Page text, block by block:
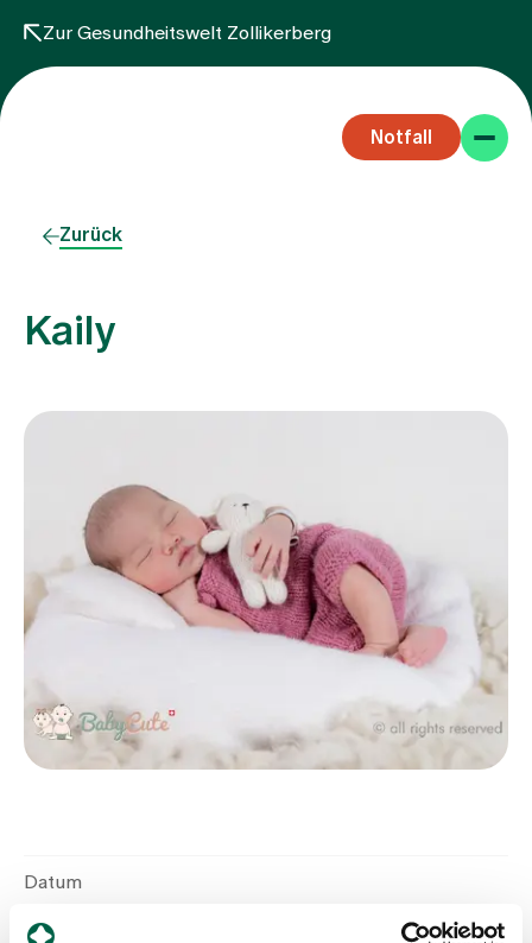
Zur Gesundheitswelt Zollikerberg
Notfall
Team
Zuweisende
Über uns
Zurück
Kaily
Datum